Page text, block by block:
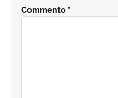
Commento *